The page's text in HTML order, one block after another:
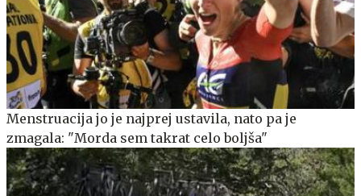
Menstruacija jo je najprej ustavila, nato pa je
zmagala: "Morda sem takrat celo boljša"